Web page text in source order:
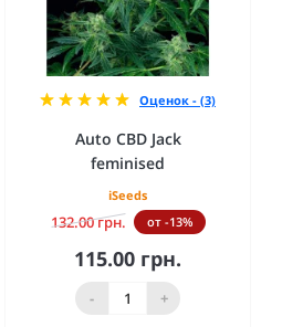
Оценок - (3)
Auto CBD Jack
feminised
iSeeds
132.00 грн. от -13%
115.00 грн.
- +
В корзину